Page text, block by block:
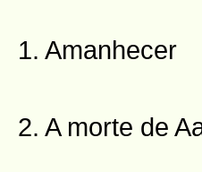
1. Amanhecer
2. A morte de